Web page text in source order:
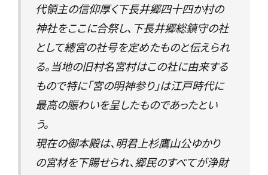
代領主の信仰厚く下長井郷四十四か村の
神社をここに合祭し、下長井郷総鎮守の社
として總宮の社号を定めたものと伝えられ
る。当地の旧村名宮村はこの社に由来する
もので特に「宮の明神参り」は江戸時代に
最高の賑わいを呈したものであったとい
う。
現在の御本殿は、明君上杉鷹山公ゆかり
の宮材を下賜せられ、郷民のすべてが浄財